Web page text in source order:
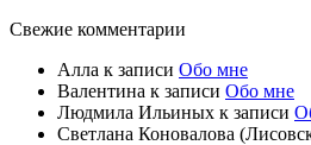
Свежие комментарии
Алла к записи Обо мне
Валентина к записи Обо мне
Людмила Ильиных к записи
Светлана Коновалова